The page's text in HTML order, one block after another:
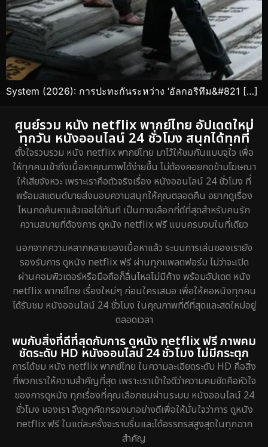
System (2026): การปะทะกันระหว่าง ‘อัลกอริทึม&#821 […]
ศูนย์รวม หนัง netflix พากย์ไทย อัปเดตใหม่
ทุกวัน หนังออนไลน์ 24 ชั่วโมง สนุกได้ทุกที่
ตั้งใจรวบรวม หนัง netflix พากย์ไทย มาไว้ให้ชมกันแบบจุใจ เพื่อ
ให้ทุกคนเข้าถึงเนื้อหาคุณภาพได้ง่ายขึ้น ไม่ต้องคอยกดข้ามโฆษณา
ให้เสียจังหวะ เพราะเราคือตัวจริงเรื่อง หนังออนไลน์ 24 ชั่วโมง ที่
พร้อมสแตนด์บายส่งมอบความสนุกให้คุณตลอดคืน อยากดูเรื่อง
ไหนกดค้นหาแล้วเจอได้ทันที เป็นทางเลือกที่ดีที่สุดสำหรับคนรัก
ความสบายที่ต้องการ ดูหนัง netflix ฟรี แบบครบจบในที่เดียว
นอกจากความหลากหลายของเนื้อหาแล้ว ระบบการเล่นของเรายัง
รองรับการ ดูหนัง netflix ฟรี ผ่านทุกแพลตฟอร์ม ไม่ว่าจะเปิด
ผ่านคอมพิวเตอร์หรือมือถือก็ลื่นไหลไม่มีค้าง พร้อมอัปเดต หนัง
netflix พากย์ไทย เรื่องใหม่ๆ ก่อนใครเสมอ เพื่อให้คอหนังทุกคน
ได้รับชม หนังออนไลน์ 24 ชั่วโมง ในคุณภาพที่ดีที่สุดและสดใหม่อยู่
ตลอดเวลา
พบกับสิ่งที่ดีที่สุดกับการ ดูหนัง netflix ฟรี ภาพคม
ชัดระดับ HD หนังออนไลน์ 24 ชั่วโมง ไม่มีกระตุก
การได้ชม หนัง netflix พากย์ไทย ในความละเอียดระดับ HD คือสิ่ง
ที่พวกเราให้ความสำคัญที่สุด เพราะเราเข้าใจดีว่าความคมชัดคือหัวใจ
ของการดูหนัง ทุกเรื่องที่คุณเลือกชมผ่านระบบ หนังออนไลน์ 24
ชั่วโมง ของเรา จึงถูกคัดกรองมาอย่างดีเพื่อให้มั่นใจว่าการ ดูหนัง
netflix ฟรี ในแต่ละครั้งจะราบรื่นและได้อรรถรสสูงสุดในทุกฉาก
สำคัญ